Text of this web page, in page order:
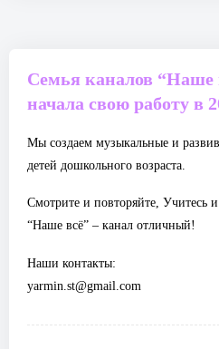
Семья каналов “Наше
начала свою работу в
Мы создаем музыкальные и
детей дошкольного возраста.
Смотрите и повторяйте, Учитесь
“Наше всё” – канал отличный!
Наши контакты:
yarmin.st@gmail.com